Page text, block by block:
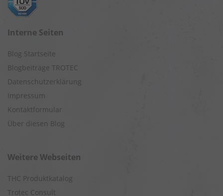
Interne Seiten
Blog Startseite
Blogbeiträge TROTEC
Datenschutzerklärung
Impressum
Kontaktformular
Über diesen Blog
Weitere Webseiten
THC Produktkatalog
Trotec Consult